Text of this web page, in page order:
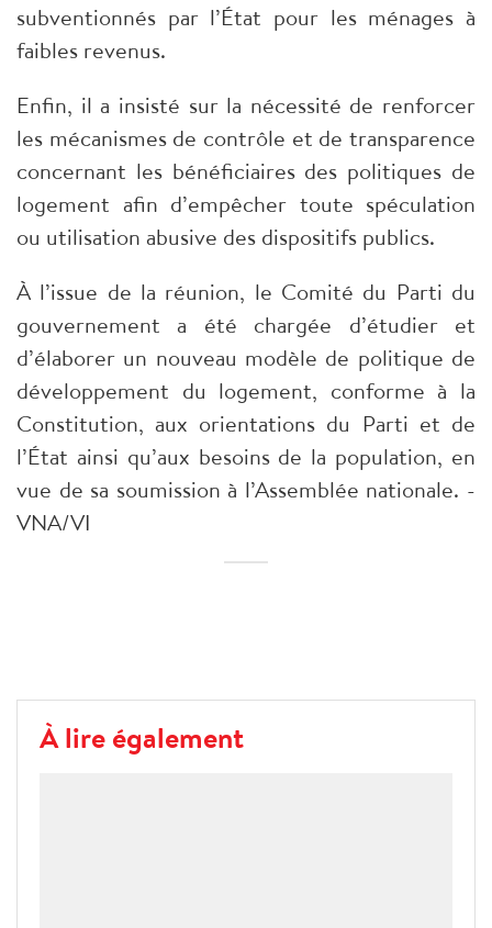
subventionnés par l’État pour les ménages à
faibles revenus.
Enfin, il a insisté sur la nécessité de renforcer
les mécanismes de contrôle et de transparence
concernant les bénéficiaires des politiques de
logement afin d’empêcher toute spéculation
ou utilisation abusive des dispositifs publics.
À l’issue de la réunion, le Comité du Parti du
gouvernement a été chargée d’étudier et
d’élaborer un nouveau modèle de politique de
développement du logement, conforme à la
Constitution, aux orientations du Parti et de
l’État ainsi qu’aux besoins de la population, en
vue de sa soumission à l’Assemblée nationale. -
VNA/VI
À lire également